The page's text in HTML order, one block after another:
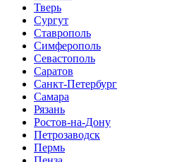
Тверь
Сургут
Ставрополь
Симферополь
Севастополь
Саратов
Санкт-Петербург
Самара
Рязань
Ростов-на-Дону
Петрозаводск
Пермь